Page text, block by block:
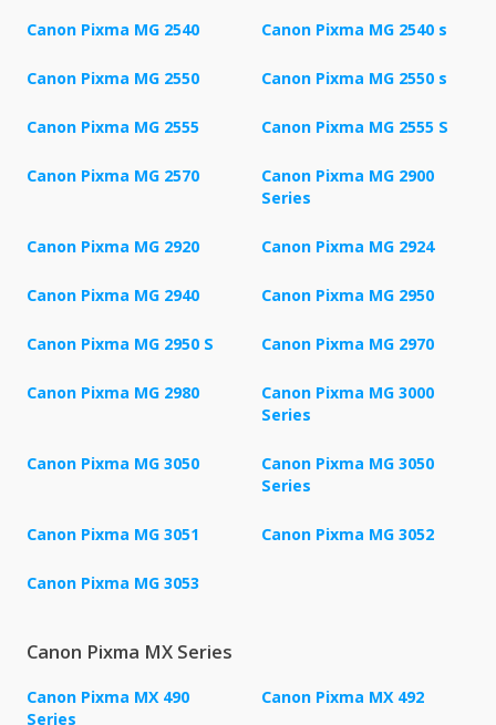
Canon Pixma MG 2540 Canon Pixma MG 2540 s
Canon Pixma MG 2550 Canon Pixma MG 2550 s
Canon Pixma MG 2555 Canon Pixma MG 2555 S
Canon Pixma MG 2570
Canon Pixma MG 2900
Series
Canon Pixma MG 2920 Canon Pixma MG 2924
Canon Pixma MG 2940 Canon Pixma MG 2950
Canon Pixma MG 2950 S Canon Pixma MG 2970
Canon Pixma MG 2980
Canon Pixma MG 3000
Series
Canon Pixma MG 3050
Canon Pixma MG 3050
Series
Canon Pixma MG 3051 Canon Pixma MG 3052
Canon Pixma MG 3053
Canon Pixma MX Series
Canon Pixma MX 490
Series
Canon Pixma MX 492